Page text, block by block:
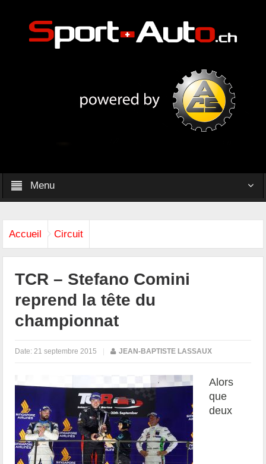
Menu
Accueil Circuit
TCR – Stefano Comini
reprend la tête du
championnat
Date: 21 septembre 2015 | JEAN-BAPTISTE LASSAUX
Alors
que
deux